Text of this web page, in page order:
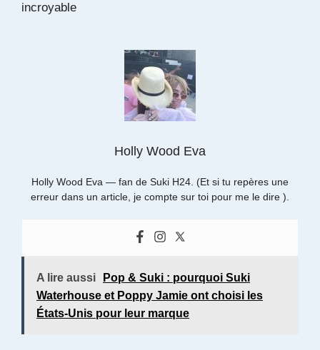
incroyable
Holly Wood Eva
Holly Wood Eva — fan de Suki H24. (Et si tu repères une
erreur dans un article, je compte sur toi pour me le dire ).
A lire aussi
Pop & Suki : pourquoi Suki
Waterhouse et Poppy Jamie ont choisi les
États-Unis pour leur marque